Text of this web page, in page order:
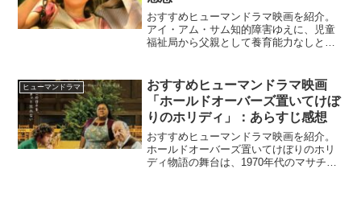
おすすめヒューマンドラマ映画を紹介。
アイ・アム・サム知的障害ゆえに、児童
福祉局から父親として養育能力なしと判
で戦うことを決意する。王道の感動系ヒ
ューマンドラマ。心温まる...
ヒューマンドラマ
おすすめヒューマンドラマ映画
「ホールドオーバーズ置いてけぼ
りのホリディ」：あらすじ感想
おすすめヒューマンドラマ映画を紹介。
ホールドオーバーズ置いてけぼりのホリ
ディ物語の舞台は、1970年代のマサチュ